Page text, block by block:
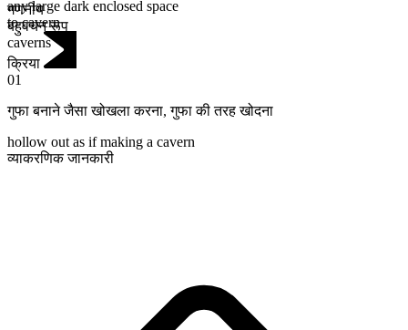
गणनीय
बहुवचन रूप
caverns
any large dark enclosed space
to cavern
क्रिया
01
गुफा बनाने जैसा खोखला करना,गुफा की तरह खोदना
hollow out as if making a cavern
व्याकरणिक जानकारी